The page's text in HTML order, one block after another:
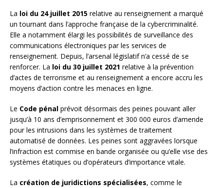
La loi du 24 juillet 2015 relative au renseignement a marqué
un tournant dans l’approche française de la cybercriminalité.
Elle a notamment élargi les possibilités de surveillance des
communications électroniques par les services de
renseignement. Depuis, l’arsenal législatif n’a cessé de se
renforcer. La loi du 30 juillet 2021 relative à la prévention
d’actes de terrorisme et au renseignement a encore accru les
moyens d’action contre les menaces en ligne.
Le Code pénal prévoit désormais des peines pouvant aller
jusqu’à 10 ans d’emprisonnement et 300 000 euros d’amende
pour les intrusions dans les systèmes de traitement
automatisé de données. Les peines sont aggravées lorsque
l’infraction est commise en bande organisée ou qu’elle vise des
systèmes étatiques ou d’opérateurs d’importance vitale.
La création de juridictions spécialisées, comme le